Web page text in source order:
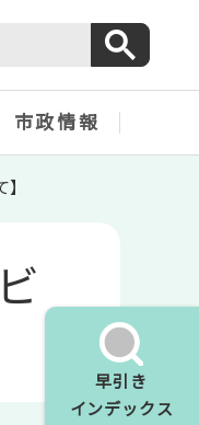
早引き
インデックス
市政情報